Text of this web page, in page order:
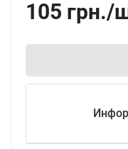
105 грн./